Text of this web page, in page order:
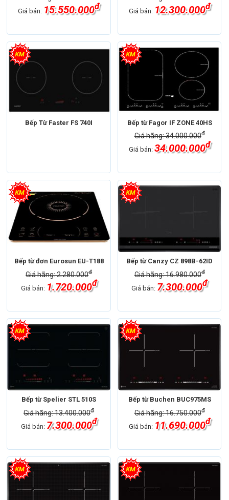
Giá bán: 15.550.000đ Giá bán: 12.300.000đ
Bếp Từ Faster FS 740I Bếp từ Fagor IF ZONE 40HS
Giá hãng: 34.000.000đ
Giá bán: 34.000.000đ
Bếp từ đơn Eurosun EU-T188
Giá hãng: 2.280.000đ
Giá bán: 1.720.000đ
Bếp từ Canzy CZ 898B-62ID
Giá hãng: 16.980.000đ
Giá bán: 7.300.000đ
Bếp từ Spelier STL 510S
Giá hãng: 13.400.000đ
Giá bán: 7.300.000đ
Bếp từ Buchen BUC975MS
Giá hãng: 16.750.000đ
Giá bán: 11.690.000đ